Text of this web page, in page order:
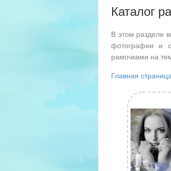
Каталог
В этом разделе
фотографии и
рамочками на
Главная страница